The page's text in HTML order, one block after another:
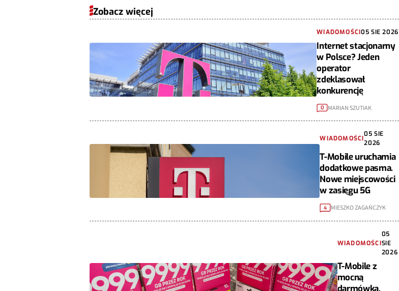
Zobacz więcej
WIADOMOŚCI05 SIE 2026
Internet stacjonarny
w Polsce? Jeden
operator
zdeklasował
konkurencję
0 MARIAN SZUTIAK
WIADOMOŚCI
05 SIE
2026
T-Mobile uruchamia
dodatkowe pasma.
Nowe miejscowości
w zasięgu 5G
4 MIESZKO ZAGAŃCZYK
WIADOMOŚCI
05
SIE
2026
T-Mobile z
mocną
darmówką.